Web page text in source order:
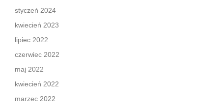
styczeń 2024
kwiecień 2023
lipiec 2022
czerwiec 2022
maj 2022
kwiecień 2022
marzec 2022